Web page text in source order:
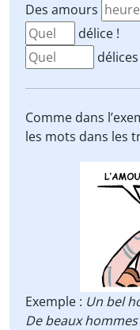
Des amours
délice !
délices
Comme dans
les mots dans les
Exemple : Un bel
De beaux hommes